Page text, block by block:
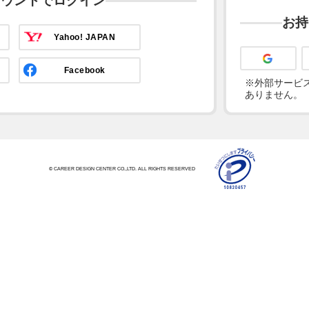
Yahoo! JAPAN
Facebook
お
※外部サービ
ありません。
© CAREER DESIGN CENTER CO.,LTD. ALL RIGHTS RESERVED